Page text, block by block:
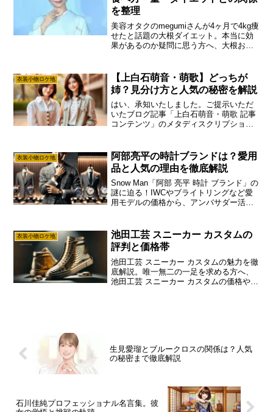
べて解決できるファン必見の完全ガイド
です。
を整理
美容オタクのmegumiさんが4ヶ月で4kg痩
せたと話題の大根ダイエット。本当に効
果があるのか疑問に思う方へ、大根おろ
解説します。無理なく続けられる健康的
な痩せ体質作りのヒントが満載です。
衣装小物ロケ地
【上白石萌音・萌歌】どっちが
姉？見分け方と人気の秘密を解説
はい、承知いたしました。ご提示いただ
いたブログ記事「上白石萌音・萌歌 記事
コンテンツ」のメタディスクリプション
歌どっちが姉？」という疑問に完全回
答。身長11cm差や顔の違いといった見分
け方から、双子説の真相まで徹底解説し
ます。「上白石萌音上白石萌歌どっちが
姉」問題だけでなく、二人の圧倒的な人
気の理由や経歴、ピアノの実力もこの記
衣装小物ロケ地
阿部亮平の時計ブランドは？愛用
品と人気の理由を徹底解説
Snow Man「阿部 亮平 時計 ブランド」の
謎に迫る！IWCやブライトリングなど愛
用モデルの価格から、アンバサダー活動
由を、彼の輝かしい学歴、多数の資格、
そしてファンを魅了する人柄から徹底的
に解き明かします。
衣装小物ロケ地
池田工芸 スニーカー カスタムの
評判と価格帯
池田工芸 スニーカー カスタムの魅力を徹
底解説。唯一無二の一足を求める方へ、
池田工芸 スニーカー カスタムの価格や素
生見愛瑠とブルークロスの関係は？人気
の秘密まで徹底解説
石川佳純プロフェッショナル名言集。彼